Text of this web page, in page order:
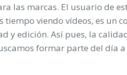
las marcas. El usuario de
viendo vídeos, es un
y edición. Así pues, la
formar parte del día